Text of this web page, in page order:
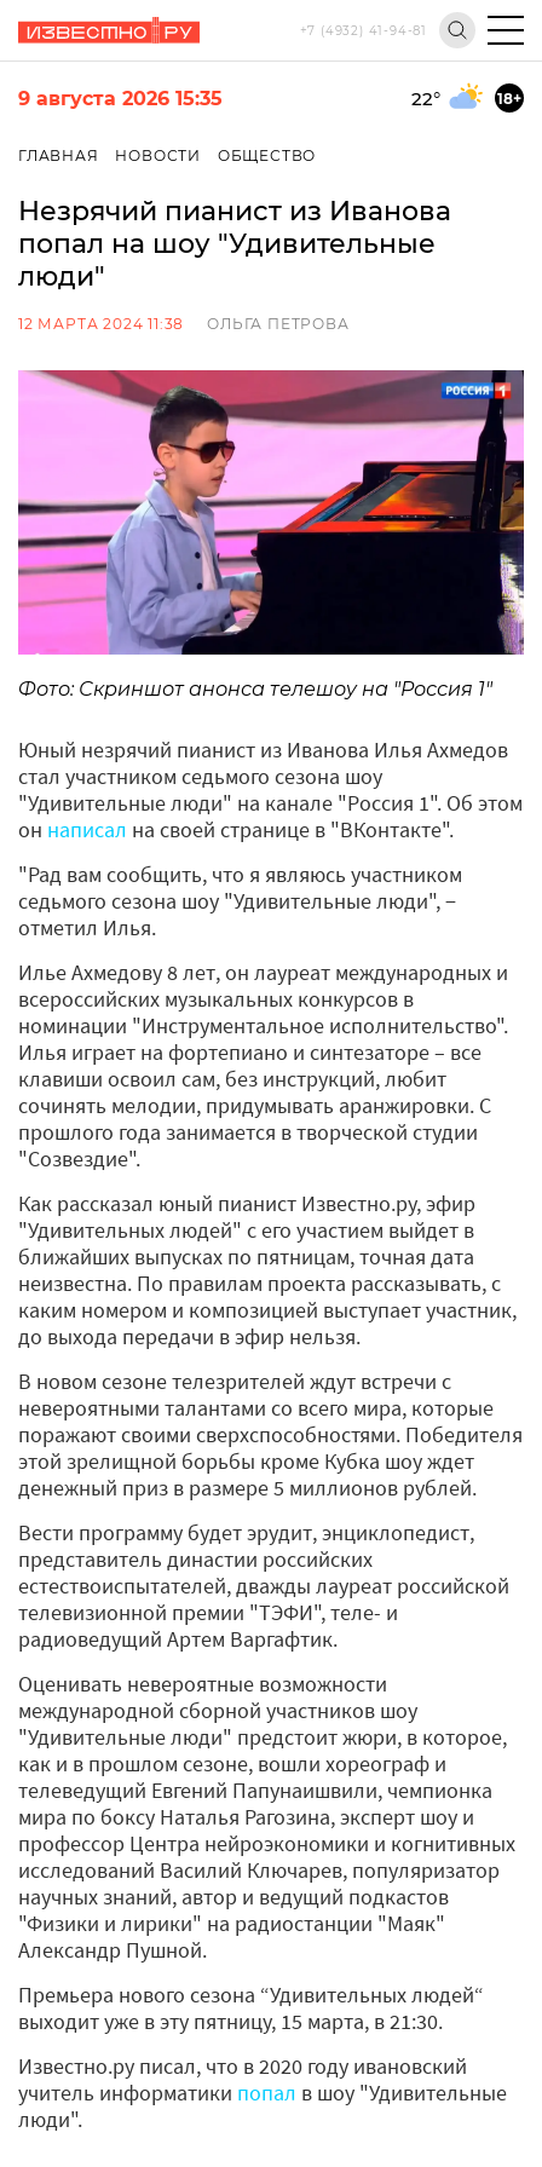
+7 (4932) 41-94-81
9 августа 2026 15:35 22° 18+
ГЛАВНАЯ НОВОСТИ ОБЩЕСТВО
Незрячий пианист из Иванова
попал на шоу "Удивительные
люди"
12 МАРТА 2024 11:38 ОЛЬГА ПЕТРОВА
Фото: Скриншот анонса телешоу на "Россия 1"
Юный незрячий пианист из Иванова Илья Ахмедов
стал участником седьмого сезона шоу
"Удивительные люди" на канале "Россия 1". Об этом
он написал на своей странице в "ВКонтакте".
"Рад вам сообщить, что я являюсь участником
седьмого сезона шоу "Удивительные люди", −
отметил Илья.
Илье Ахмедову 8 лет, он лауреат международных и
всероссийских музыкальных конкурсов в
номинации "Инструментальное исполнительство".
Илья играет на фортепиано и синтезаторе – все
клавиши освоил сам, без инструкций, любит
сочинять мелодии, придумывать аранжировки. С
прошлого года занимается в творческой студии
"Созвездие".
Как рассказал юный пианист Известно.ру, эфир
"Удивительных людей" с его участием выйдет в
ближайших выпусках по пятницам, точная дата
неизвестна. По правилам проекта рассказывать, с
каким номером и композицией выступает участник,
до выхода передачи в эфир нельзя.
В новом сезоне телезрителей ждут встречи с
невероятными талантами со всего мира, которые
поражают своими сверхспособностями. Победителя
этой зрелищной борьбы кроме Кубка шоу ждет
денежный приз в размере 5 миллионов рублей.
Вести программу будет эрудит, энциклопедист,
представитель династии российских
естествоиспытателей, дважды лауреат российской
телевизионной премии "ТЭФИ", теле- и
радиоведущий Артем Варгафтик.
Оценивать невероятные возможности
международной сборной участников шоу
"Удивительные люди" предстоит жюри, в которое,
как и в прошлом сезоне, вошли хореограф и
телеведущий Евгений Папунаишвили, чемпионка
мира по боксу Наталья Рагозина, эксперт шоу и
профессор Центра нейроэкономики и когнитивных
исследований Василий Ключарев, популяризатор
научных знаний, автор и ведущий подкастов
"Физики и лирики" на радиостанции "Маяк"
Александр Пушной.
Премьера нового сезона “Удивительных людей“
выходит уже в эту пятницу, 15 марта, в 21:30.
Известно.ру писал, что в 2020 году ивановский
учитель информатики попал в шоу "Удивительные
люди".